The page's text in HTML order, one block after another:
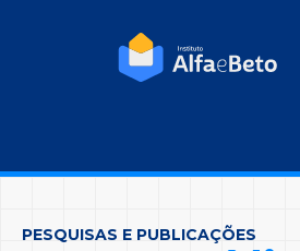
PESQUISAS E PUBLICAÇÕES